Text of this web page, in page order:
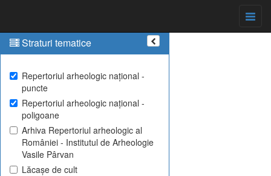
Straturi tematice
Repertoriul arheologic național -
puncte
Repertoriul arheologic național -
poligoane
Arhiva Repertoriul arheologic al
României - Institutul de Arheologie
Vasile Pârvan
Lăcașe de cult